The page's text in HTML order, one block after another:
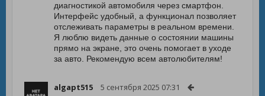
диагностикой автомобиля через смартфон.
Интерфейс удобный, а функционал позволяет
отслеживать параметры в реальном времени.
Я люблю видеть данные о состоянии машины
прямо на экране, это очень помогает в уходе
за авто. Рекомендую всем автолюбителям!
algapt515 5 сентября 2025 07:31